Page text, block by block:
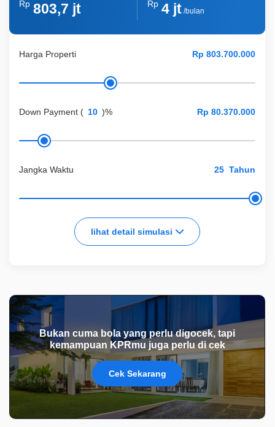
Harga Properti
Down Payment ( )%
Jangka Waktu Tahun
lihat detail simulasi
Rp 803,7 jt Rp 4 jt/bulan
Bukan cuma bola yang perlu digocek, tapi
kemampuan KPRmu juga perlu di cek
Cek Sekarang